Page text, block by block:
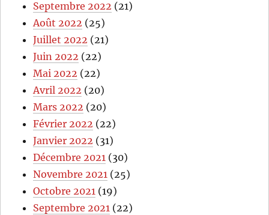
Septembre 2022 (21)
Août 2022 (25)
Juillet 2022 (21)
Juin 2022 (22)
Mai 2022 (22)
Avril 2022 (20)
Mars 2022 (20)
Février 2022 (22)
Janvier 2022 (31)
Décembre 2021 (30)
Novembre 2021 (25)
Octobre 2021 (19)
Septembre 2021 (22)